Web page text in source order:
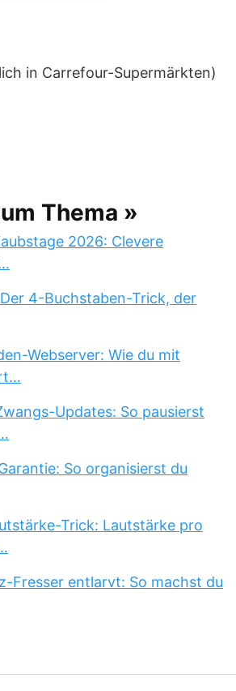
in Carrefour-Supermärkten)
Thema »
2026: Clevere
4-Buchstaben-Trick, der
Webserver: Wie du mit
Updates: So pausierst
So organisierst du
Trick: Lautstärke pro
Fresser entlarvt: So machst du